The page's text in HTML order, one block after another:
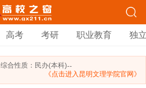
高考 考研 职业教育 独
综合性质：民办(本科)--
《点击进入昆明文理学院官网》